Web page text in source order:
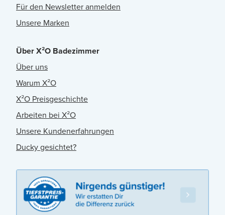
Für den Newsletter anmelden
Unsere Marken
Über X²O Badezimmer
Über uns
Warum X²O
X²O Preisgeschichte
Arbeiten bei X²O
Unsere Kundenerfahrungen
Ducky gesichtet?